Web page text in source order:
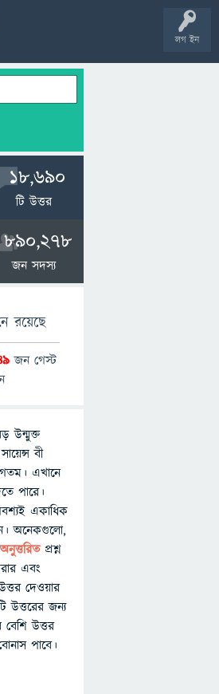
লগ ইন
18,690
টি উত্তর
890,278
জন সদস্য
রয়েছে
জন গেস্ট
উন্মুক্ত
বী
এখানে
পারে।
একাধিক
অনেকগুলো,
অনুত্তরিতপ্রশ্ন
এবং
দেওয়ার
উত্তরের জন্য
উত্তর
পাবে।